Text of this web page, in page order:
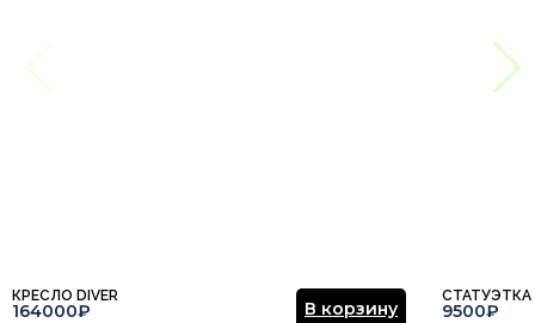
КРЕСЛО DIVER
164000₽ В корзину
СТАТУЭТКА
9500₽